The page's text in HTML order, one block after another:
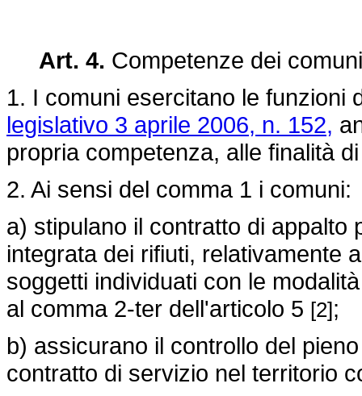
Art. 4. Competenze dei comuni
1. I comuni esercitano le funzioni
legislativo 3 aprile 2006, n. 152,
propria competenza, alle finalità
2. Ai sensi del comma 1 i comuni:
a) stipulano il contratto di appalto
integrata dei rifiuti, relativamente
soggetti individuati con le
al comma 2-ter dell'articolo 5 [2];
b) assicurano il controllo del
contratto di servizio nel territorio